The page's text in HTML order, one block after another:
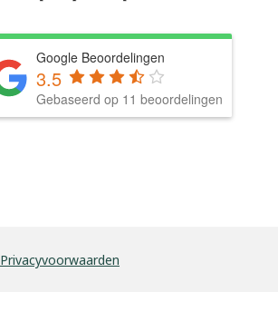
Google Beoordelingen
3.5
Gebaseerd op 11 beoordelingen
Privacyvoorwaarden